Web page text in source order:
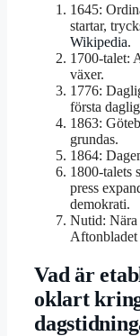
1645:
startar,
Wikipedia.
1700-talet:
växer.
1776:
första
1863:
grundas.
1864:
1800-talets
press
demokrati.
Nutid:
Aftonbladet
Vad är
oklart